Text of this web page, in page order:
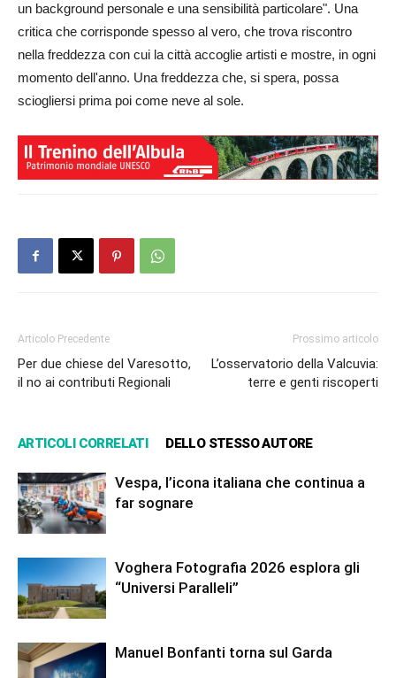
un background personale e una sensibilità particolare". Una
critica che corrisponde spesso al vero, che trova riscontro
nella freddezza con cui la città accoglie artisti e mostre, in ogni
momento dell'anno. Una freddezza che, si spera, possa
sciogliersi prima poi come neve al sole.
Articolo Precedente
Per due chiese del Varesotto,
il no ai contributi Regionali
Prossimo articolo
L’osservatorio della Valcuvia:
terre e genti riscoperti
ARTICOLI CORRELATI DELLO STESSO AUTORE
Vespa, l’icona italiana che continua a
far sognare
Voghera Fotografia 2026 esplora gli
“Universi Paralleli”
Manuel Bonfanti torna sul Garda